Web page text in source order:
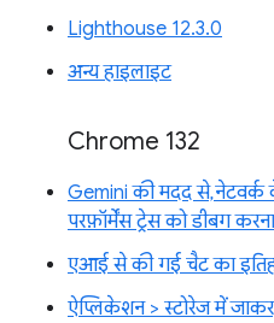
Lighthouse 12.3.0
अन्य हाइलाइट
Chrome 132
Gemini की मदद से, नेटवर्क
परफ़ॉर्मेंस ट्रेस को डीबग करना
एआई से की गई चैट का
ऐप्लिकेशन > स्टोरेज में